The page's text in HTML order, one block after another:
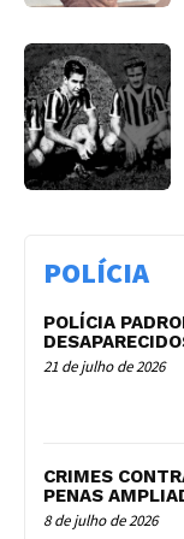
POLÍCIA
POLÍCIA
21 de julho de 2026
CRIMES
PENAS
8 de julho de 2026